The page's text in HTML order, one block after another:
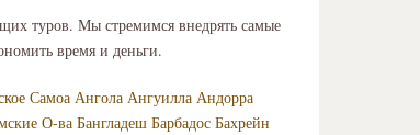
туров. Мы стремимся внедрять самые
время и деньги.
Самоа Ангола Ангуилла Андорра
О-ва Бангладеш Барбадос Бахрейн